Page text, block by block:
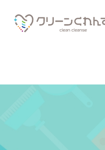
Warning: unlink(/home/
nse/clean-